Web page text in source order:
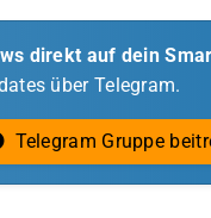
direkt auf dein
über Telegram.
Telegram Gruppe